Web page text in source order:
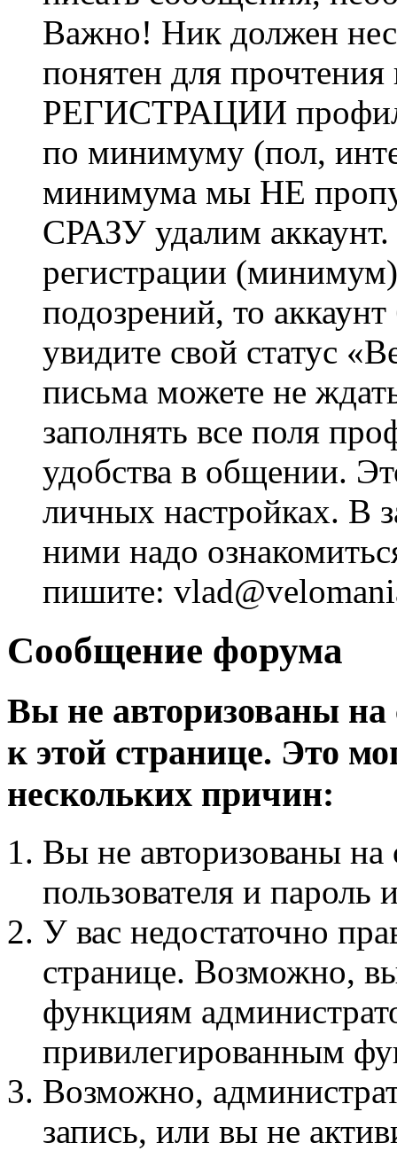
Важно! Ник должен
понятен для
РЕГИСТРАЦИИ профиль
по минимуму (пол,
минимума мы НЕ
СРАЗУ удалим
регистрации
подозрений, то
увидите свой статус
письма можете не
заполнять все поля
удобства в общении.
личных настройках. В
ними надо
пишите:
Сообщение форума
Вы не авторизованы на
к этой странице. Это
нескольких причин:
Вы не авторизованы на
пользователя и пароль
У вас недостаточно
странице. Возможно,
функциям
привилегированным
Возможно,
запись, или вы не